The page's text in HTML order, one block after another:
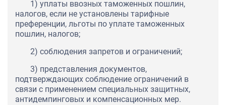
1) уплаты ввозных таможенных пошлин,
налогов, если не установлены тарифные
преференции, льготы по уплате таможенных
пошлин, налогов;
2) соблюдения запретов и ограничений;
3) представления документов,
подтверждающих соблюдение ограничений в
связи с применением специальных защитных,
антидемпинговых и компенсационных мер.